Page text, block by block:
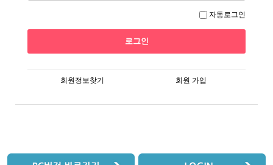
자동로그인
회원정보찾기 회원 가입